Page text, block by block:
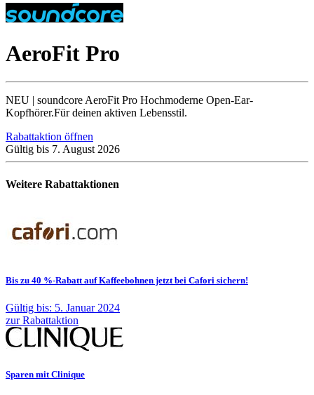
AeroFit Pro
NEU | soundcore AeroFit Pro Hochmoderne Open-Ear-
Kopfhörer.Für deinen aktiven Lebensstil.
Rabattaktion öffnen
Gültig bis 7. August 2026
Weitere Rabattaktionen
Bis zu 40 %-Rabatt auf Kaffeebohnen jetzt bei Cafori sichern!
Gültig bis: 5. Januar 2024
zur Rabattaktion
Sparen mit Clinique